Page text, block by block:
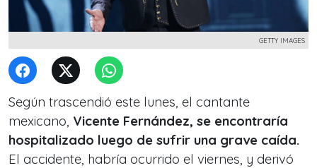
GETTY IMAGES
Según trascendió este lunes, el cantante
mexicano, Vicente Fernández, se encontraría
hospitalizado luego de sufrir una grave caída.
El accidente, habría ocurrido el viernes, y derivó